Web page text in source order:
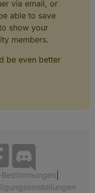
via email, or
able to save
show your
members.
be even better